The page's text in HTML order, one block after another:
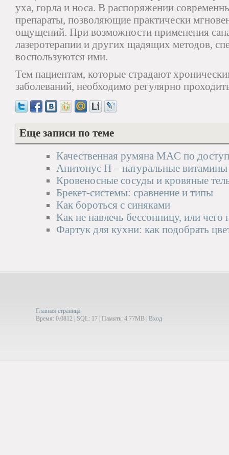
уха, горла и носа. В распоряжении
препараты, позволяющие практически
ощущений. При возможности применения
лазеротерапии и других щадящих методов,
воспользуются ими.
Тем пациентам, которые страдают
заболеваний, необходимо регулярно
Еще записи по теме
Качественная румяна MAC по
Апитонус П – натуральные витамины
Кровеносные сосуды и кровяные
Брекет-системы: сравнение и типы
Как бороться с синяками
Как не навлечь бессонницу, или чего
Фартук для кухни: как подобрать
Главная страница
Время: 0.0812 | SQL: 17 | Память: 4.77MB Вход